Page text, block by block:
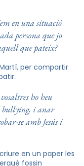
en una situació
persona que jo
que pateix?
per compartir
ho heu
bullying, i anar
se amb Jesús i
en un paper les
fossin